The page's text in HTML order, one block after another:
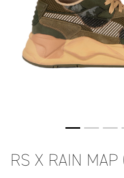
RS X RAIN MAP